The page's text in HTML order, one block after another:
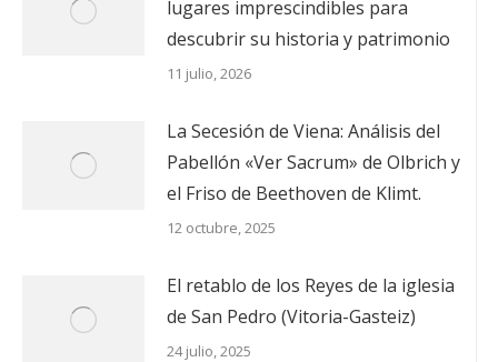
lugares imprescindibles para
descubrir su historia y patrimonio
11 julio, 2026
La Secesión de Viena: Análisis del
Pabellón «Ver Sacrum» de Olbrich y
el Friso de Beethoven de Klimt.
12 octubre, 2025
El retablo de los Reyes de la iglesia
de San Pedro (Vitoria-Gasteiz)
24 julio, 2025